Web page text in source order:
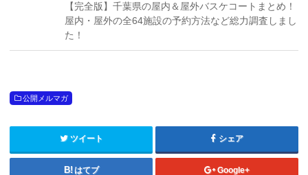
【完全版】千葉県の屋内＆屋外バスケコートまとめ！
屋内・屋外の全64施設の予約方法など総力調査しまし
た！
公開メルマガ
ツイート シェア
はてブ Google+